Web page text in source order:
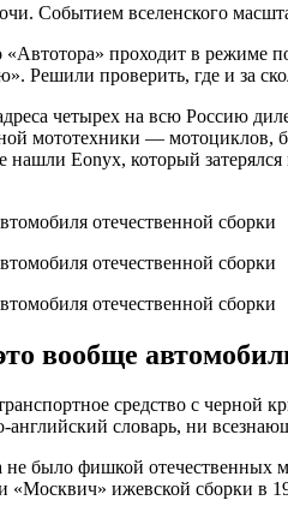
Событием вселенского
«Автотора» проходит в
Решили проверить, где и за
четырех на всю Россию
мототехники —
Eonyx, который
вообще
средство с
английский словарь, ни
было фишкой отечественных
«Москвич» ижевской сборки в